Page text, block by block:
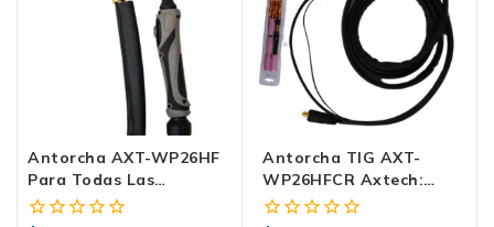
Antorcha AXT-WP26HF
Para Todas Las
Soldadoras Con Función
Antorcha TIG AXT-
WP26HFCR Axtech:
Para VOLT-TEC 160 Y